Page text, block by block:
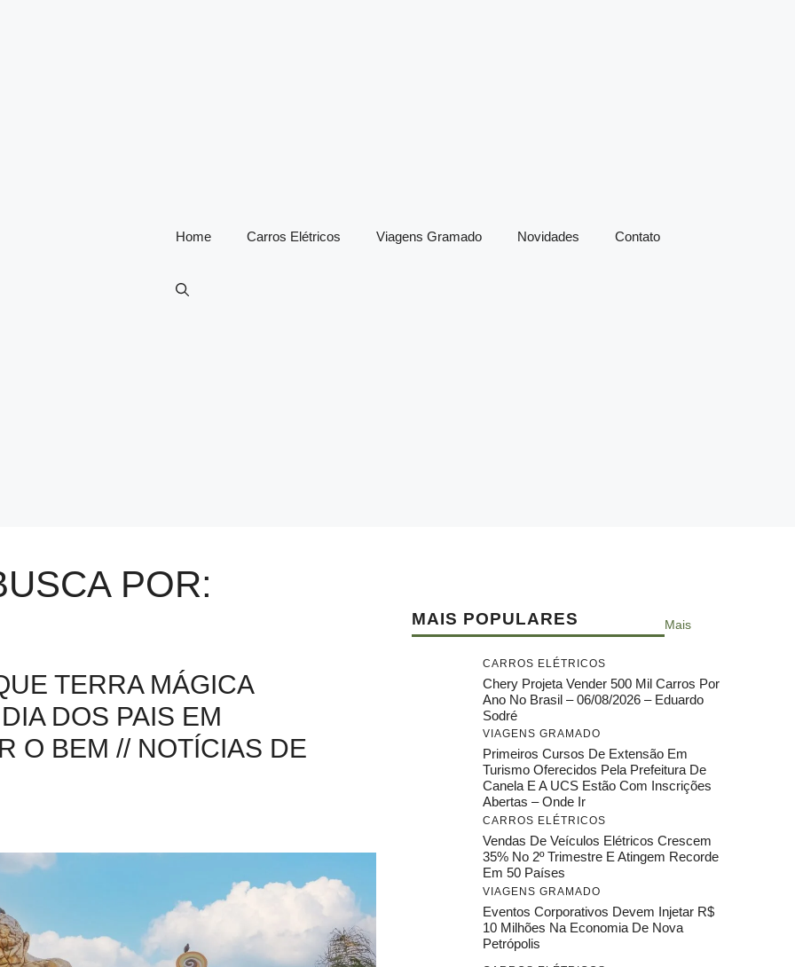
Home Carros Elétricos Viagens Gramado Novidades Contato
POR:
TERRA MÁGICA
DOS PAIS EM
O BEM // NOTÍCIAS DE
MAIS POPULARES Mais
CARROS ELÉTRICOS
Chery Projeta Vender 500 Mil Carros Por
Ano No Brasil – 06/08/2026 – Eduardo
Sodré
VIAGENS GRAMADO
Primeiros Cursos De Extensão Em
Turismo Oferecidos Pela Prefeitura De
Canela E A UCS Estão Com Inscrições
Abertas – Onde Ir
CARROS ELÉTRICOS
Vendas De Veículos Elétricos Crescem
35% No 2º Trimestre E Atingem Recorde
Em 50 Países
VIAGENS GRAMADO
Eventos Corporativos Devem Injetar R$
10 Milhões Na Economia De Nova
Petrópolis